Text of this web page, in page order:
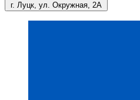
г. Луцк, ул. Окружная, 2А